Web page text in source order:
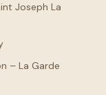
Joseph La
– La Garde